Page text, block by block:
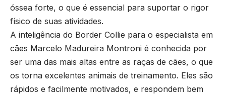
óssea forte, o que é essencial para suportar o rigor
físico de suas atividades.
A inteligência do Border Collie para o especialista em
cães Marcelo Madureira Montroni é conhecida por
ser uma das mais altas entre as raças de cães, o que
os torna excelentes animais de treinamento. Eles são
rápidos e facilmente motivados, e respondem bem